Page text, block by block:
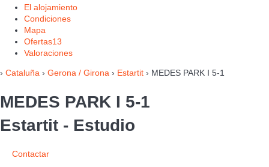
El alojamiento
Condiciones
Mapa
Ofertas13
Valoraciones
› Cataluña › Gerona / Girona › Estartit › MEDES PARK I 5-1
MEDES PARK I 5-1
Estartit - Estudio
Contactar